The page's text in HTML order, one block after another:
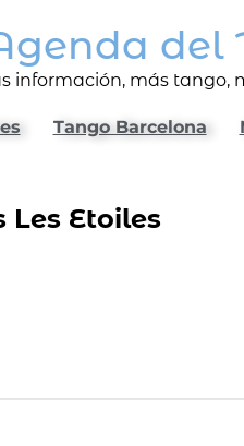
del
información, más tango,
Tango Barcelona
Etoiles